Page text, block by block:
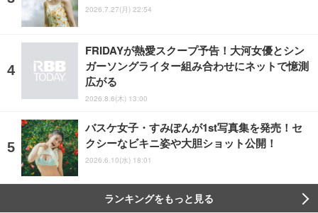
2026.7.27(月) 22:54
FRIDAYが熱愛スクープ予告！大河女優とシン
ガーソングライター組み合わせにネットで憶測
広がる
2026.8.6(木) 13:00
バスケ女子・すみぽんが1st写真集を発売！セ
クシーなビキニ姿や大胆ショット公開！
2026.6.10(水) 18:01
ランキングをもっと見る